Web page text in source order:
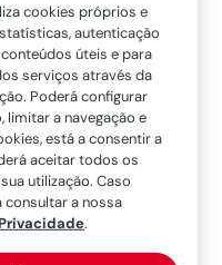
num valor
somados,
do seguro para
Corresponde à
cookies próprios e
autenticação
úteis e para
serviços através da
Poderá configurar
limitar a navegação e
está a consentir a
aceitar todos os
utilização. Caso
consultar a nossa
.